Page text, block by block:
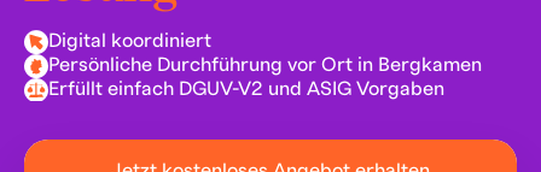
Digital koordiniert
Persönliche Durchführung vor Ort in Bergkamen
Erfüllt einfach DGUV-V2 und ASIG Vorgaben